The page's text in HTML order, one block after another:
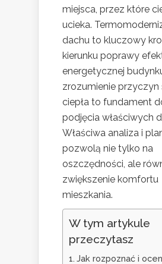
miejsca, przez które
ucieka.
dachu to kluczowy
kierunku poprawy
energetycznej
zrozumienie przyczyn
ciepła to fundament
podjęcia właściwych
Właściwa analiza i
pozwolą nie tylko na
oszczędności, ale
zwiększenie komfortu
mieszkania.
W tym artykule
przeczytasz
Jak rozpoznać i